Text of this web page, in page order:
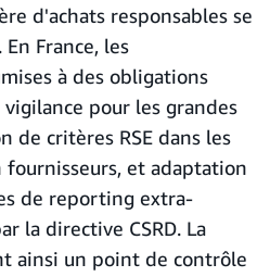
d'achats responsables se
France, les
à des obligations
pour les grandes
de critères RSE dans les
fournisseurs, et adaptation
de reporting extra-
la directive CSRD. La
ainsi un point de contrôle